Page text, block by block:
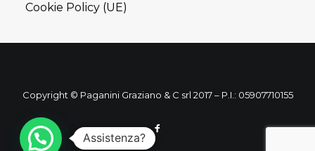
Cookie Policy (UE)
Copyright © Paganini Graziano & C srl 2017 – P.I.: 05907710155
Assistenza?